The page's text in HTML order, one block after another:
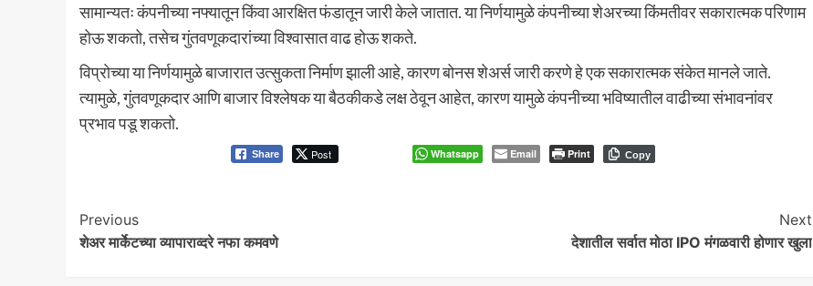
सामान्यतः कंपनीच्या नफ्यातून किंवा आरक्षित फंडातून जारी केले जातात. या निर्णयामुळे कंपनीच्या शेअरच्या किंमतीवर सकारात्मक परिणाम
होऊ शकतो, तसेच गुंतवणूकदारांच्या विश्वासात वाढ होऊ शकते.
विप्रोच्या या निर्णयामुळे बाजारात उत्सुकता निर्माण झाली आहे, कारण बोनस शेअर्स जारी करणे हे एक सकारात्मक संकेत मानले जाते.
त्यामुळे, गुंतवणूकदार आणि बाजार विश्लेषक या बैठकीकडे लक्ष ठेवून आहेत, कारण यामुळे कंपनीच्या भविष्यातील वाढीच्या संभावनांवर
प्रभाव पडू शकतो.
Share Post Whatsapp Email Print Copy
Continue
Reading
Previous
शेअर मार्केटच्या व्यापाराव्दरे नफा कमवणे
Next
देशातील सर्वात मोठा IPO मंगळवारी होणार खुला